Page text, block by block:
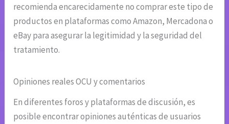
recomienda encarecidamente no comprar este tipo de
productos en plataformas como Amazon, Mercadona o
eBay para asegurar la legitimidad y la seguridad del
tratamiento.
Opiniones reales OCU y comentarios
En diferentes foros y plataformas de discusión, es
posible encontrar opiniones auténticas de usuarios